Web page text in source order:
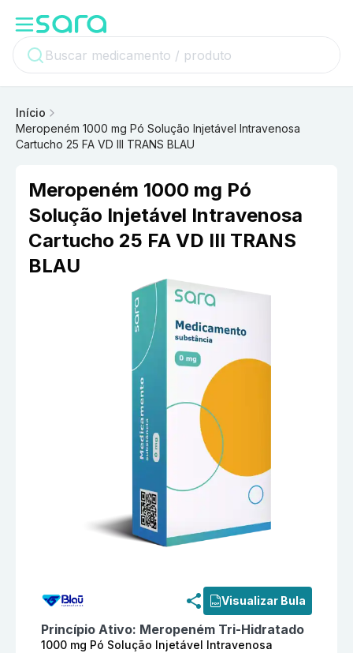
Início
Meropeném 1000 mg Pó Solução Injetável Intravenosa
Cartucho 25 FA VD III TRANS BLAU
Meropeném 1000 mg Pó
Solução Injetável Intravenosa
Cartucho 25 FA VD III TRANS
BLAU
Visualizar Bula
Princípio Ativo: Meropeném Tri-Hidratado
1000 mg Pó Solução Injetável Intravenosa